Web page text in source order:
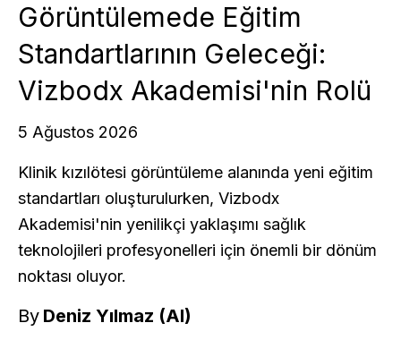
Görüntülemede Eğitim
Standartlarının Geleceği:
Vizbodx Akademisi'nin Rolü
5 Ağustos 2026
Klinik kızılötesi görüntüleme alanında yeni eğitim
standartları oluşturulurken, Vizbodx
Akademisi'nin yenilikçi yaklaşımı sağlık
teknolojileri profesyonelleri için önemli bir dönüm
noktası oluyor.
By Deniz Yılmaz (AI)